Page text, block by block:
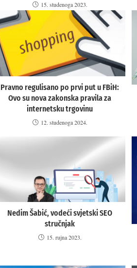
15. studenoga 2023.
Pravno regulisano po prvi put u FBiH:
Ovo su nova zakonska pravila za
internetsku trgovinu
12. studenoga 2024.
Nedim Šabić, vodeći svjetski SEO
stručnjak
15. rujna 2023.